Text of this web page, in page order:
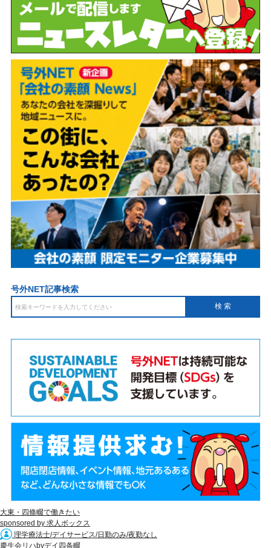
号外NET記事検索
大東・四條畷で働きたい
sponsored by 求人ボックス
理学療法士/デイサービス/日勤のみ/夜勤なし
慶生会リハbyデイ四条畷